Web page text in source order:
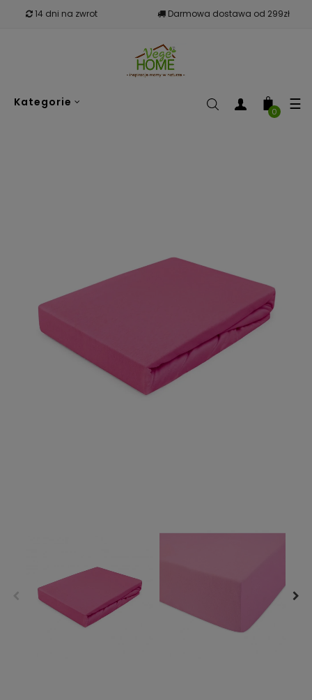
14 dni na zwrot Darmowa dostawa od 299zł
Kategorie ☰
0